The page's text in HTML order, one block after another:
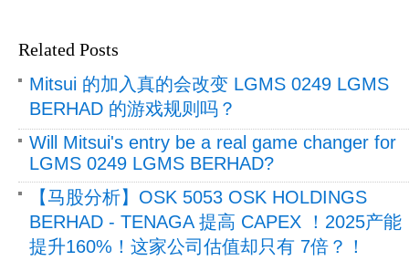
Related Posts
Mitsui 的加入真的会改变 LGMS 0249 LGMS
BERHAD 的游戏规则吗？
Will Mitsui's entry be a real game changer for
LGMS 0249 LGMS BERHAD?
【马股分析】OSK 5053 OSK HOLDINGS
BERHAD - TENAGA 提高 CAPEX ！2025产能
提升160%！这家公司估值却只有 7倍？！